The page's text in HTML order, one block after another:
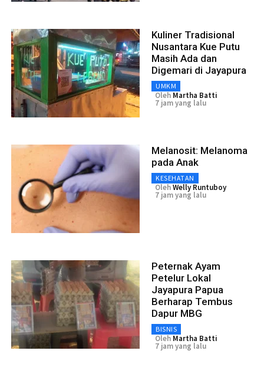
Kuliner Tradisional
Nusantara Kue Putu
Masih Ada dan
Digemari di Jayapura
UMKM
Oleh Martha Batti
7 jam yang lalu
Melanosit: Melanoma
pada Anak
KESEHATAN
OlehWelly Runtuboy
7 jam yang lalu
Peternak Ayam
Petelur Lokal
Jayapura Papua
Berharap Tembus
Dapur MBG
BISNIS
Oleh Martha Batti
7 jam yang lalu